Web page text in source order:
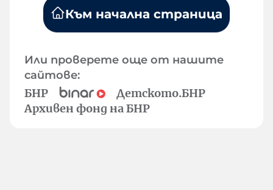
Към начална страница
Или проверете още от нашите
сайтове:
БНР
Детското.БНР
Архивен фонд на БНР